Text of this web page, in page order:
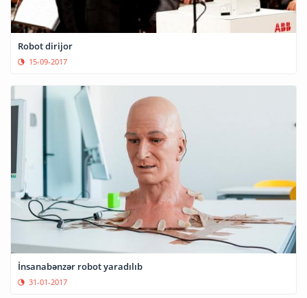
Robot dirijor
15-09-2017
İnsanabənzər robot yaradılıb
31-01-2017